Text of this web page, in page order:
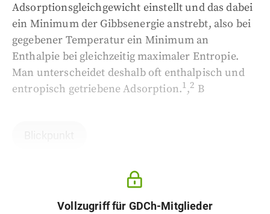
Adsorptionsgleichgewicht einstellt und das dabei
ein Minimum der Gibbsenergie anstrebt, also bei
gegebener Temperatur ein Minimum an
Enthalpie bei gleichzeitig maximaler Entropie.
Man unterscheidet deshalb oft enthalpisch und
entropisch getriebene Adsorption.1,2 B
Vollzugriff für GDCh-Mitglieder